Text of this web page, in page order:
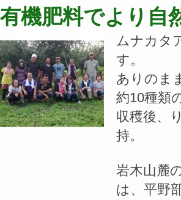
有機肥料でより自
ムナカタ
す。
ありのま
約10種類
収穫後、
持。
岩木山麓
は、平野